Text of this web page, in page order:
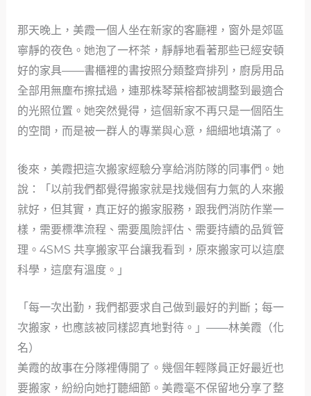
那天晚上，美霞一個人坐在新家的客廳裡，窗外是郊區
寧靜的夜色。她泡了一杯茶，靜靜地看著那些已經安頓
好的家具——書櫃裡的書按照分類整齊排列，廚房用品
全部用無塵布擦拭過，連那株琴葉榕都被調整到最適合
的光照位置。她突然覺得，這個新家不再只是一個陌生
的空間，而是被一群人的專業與心意，細細地填滿了。
後來，美霞把這次搬家經驗分享給消防隊的同事們。她
說：「以前我們都覺得搬家就是找幾個有力氣的人來搬
就好，但其實，真正好的搬家服務，跟我們消防作業一
樣，需要標準流程、需要風險評估、需要持續的品質管
理。4SMS 共享搬家平台讓我看到，原來搬家可以這麼
科學，這麼有溫度。」
「每一次出勤，我們都要求自己做到最好的判斷；每一
次搬家，也應該被同樣認真地對待。」——林美霞（化
名）
美霞的故事在分隊裡傳開了。幾個年輕隊員正好最近也
要搬家，紛紛向她打聽細節。美霞毫不保留地分享了整